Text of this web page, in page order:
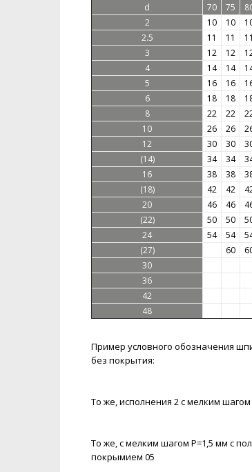
d 70 75
2
10 10
2.5
11 11 11
3
12 12
4
14 14
5
16 16
6
18 18
8
22 22
10
26 26
12
30 30
(14)
34 34
16
38 38
(18)
42 42
20
46 46
(22)
50 50
24
54 54
(27)
60
30
36
42
48
Пример условного обозначения
без покрытия:
То же, исполнения 2 с мелким
То же, с мелким шагом P=1,5 мм с
покрымием 05